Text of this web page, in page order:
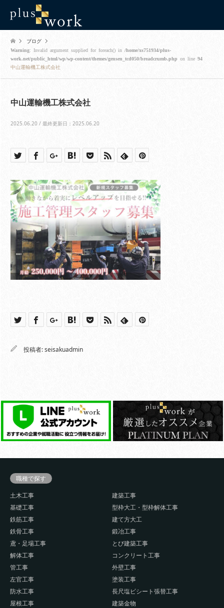
ブログ
Warning: Invalid argument supplied for foreach() in /home/xs751934/plus-
work.net/public_html/wp/wp-content/themes/gensen_tcd050/breadcrumb.php on line 94
中山運輸機工株式会社
中山運輸機工株式会社
2025.06.20 / 最終更新日：2025.06.20
投稿者:seisakuadmin
職種で探す
土木工事
建築工事
基礎工事
型枠大工・型枠解体工事
鉄筋工事
建て方大工
鉄骨工事
鍛冶工事
鳶・足場工事
とび建築工事
解体工事
コンクリート工事
管工事
外壁工事
左官工事
塗装工事
防水工事
長尺塩ビシート張替工事
屋根工事
建築金物